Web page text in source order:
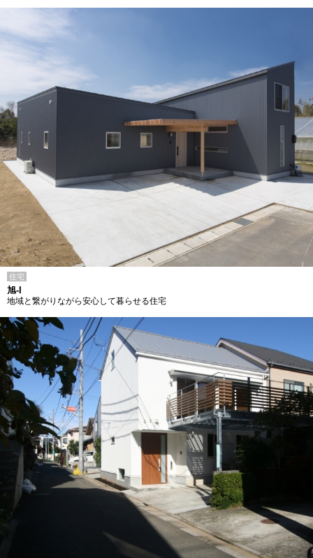
住宅
旭-I
地域と繋がりながら安心して暮らせる住宅